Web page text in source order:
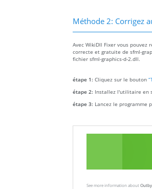
Méthode 2: Corrigez
Avec WikiDll Fixer vous
correcte et gratuite de sfml-
fichier sfml-graphics-d-2.dll.
étape 1: Cliquez sur le bouton
étape 2: Installez l'utilitaire en
étape 3: Lancez le programme
See more information about